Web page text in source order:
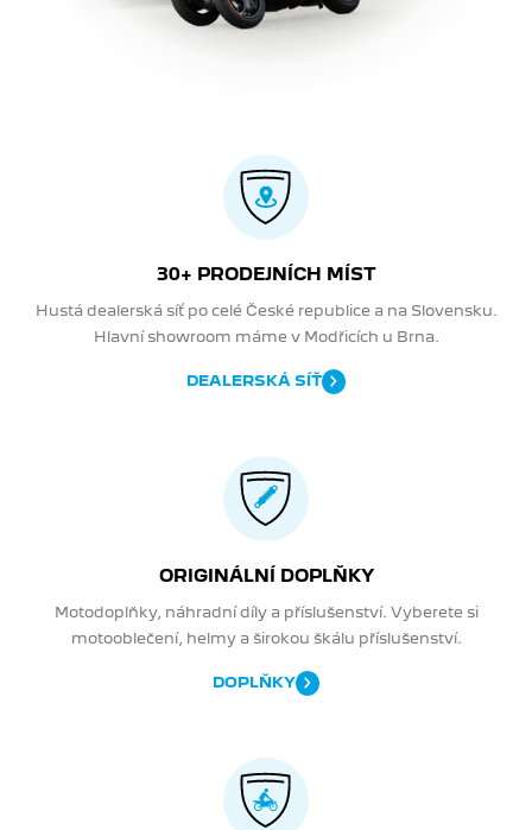
30+ PRODEJNÍCH MÍST
Hustá dealerská síť po celé České republice a na Slovensku.
Hlavní showroom máme v Modřicích u Brna.
DEALERSKÁ SÍŤ
ORIGINÁLNÍ DOPLŇKY
Motodoplňky, náhradní díly a příslušenství. Vyberete si
motooblečení, helmy a širokou škálu příslušenství.
DOPLŇKY